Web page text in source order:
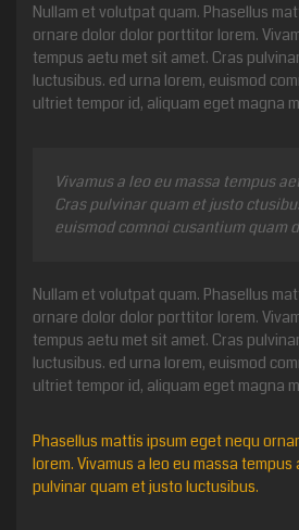
Nullam et volutpat quam. Phasellus
ornare dolor dolor porttitor lorem.
tempus aetu met sit amet. Cras
luctusibus. ed urna lorem, euismod
ultriet tempor id, aliquam eget magna
Vivamus a leo eu massa tempus
Cras pulvinar quam et justo
euismod comnoi cusantium quam
Nullam et volutpat quam. Phasellus
ornare dolor dolor porttitor lorem.
tempus aetu met sit amet. Cras
luctusibus. ed urna lorem, euismod
ultriet tempor id, aliquam eget magna
Phasellus mattis ipsum eget nequ
lorem. Vivamus a leo eu massa
pulvinar quam et justo luctusibus.